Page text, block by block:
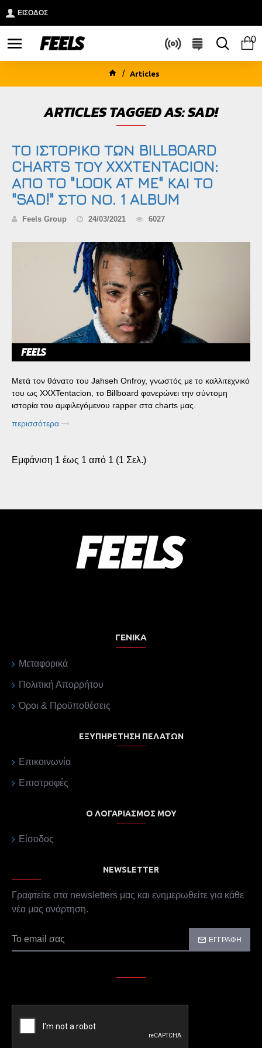
ΕΙΣΟΔΟΣ
0
Articles
ARTICLES TAGGED AS: SAD!
ΤΟ ΙΣΤΟΡΙΚΟ ΤΩΝ BILLBOARD
CHARTS ΤΟΥ XXXTENTACION:
ΑΠΟ ΤΟ "LOOK AT ME" ΚΑΙ ΤΟ
"SAD!" ΣΤΟ ΝΟ. 1 ALBUM
Feels Group 24/03/2021 6027
Μετά τον θάνατο του Jahseh Onfroy, γνωστός με το καλλιτεχνικό
του ως XXXTentacion, το Billboard φανερώνει την σύντομη
ιστορία του αμφιλεγόμενου rapper στα charts μας.
περισσότερα
Εμφάνιση 1 έως 1 από 1 (1 Σελ.)
ΓΕΝΙΚΆ
Μεταφορικά
Πολιτική Απορρήτου
Όροι & Προϋποθέσεις
ΕΞΥΠΗΡΈΤΗΣΗ ΠΕΛΑΤΏΝ
Επικοινωνία
Επιστροφές
Ο ΛΟΓΑΡΙΑΣΜΌΣ ΜΟΥ
Είσοδος
NEWSLETTER
Γραφτείτε στα newsletters μας και ενημερωθείτε για κάθε
νέα μας ανάρτηση.
ΕΓΓΡΑΦΉ